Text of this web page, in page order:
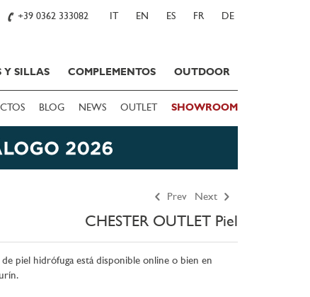
+39 0362 333082 IT EN ES FR DE
Y SILLAS COMPLEMENTOS OUTDOOR
BLOG NEWS OUTLET SHOWROOM
Prev Next
CHESTER OUTLET Piel
piel hidrófuga está disponible online o bien en